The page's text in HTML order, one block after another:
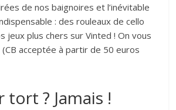
de nos baignoires et l’inévitable
: des rouleaux de cello
jeux plus chers sur Vinted ! On vous
acceptée à partir de 50 euros
tort ? Jamais !